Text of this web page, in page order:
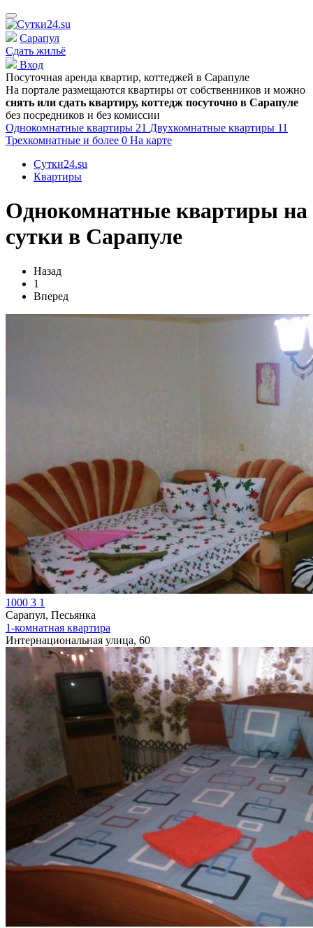
Сарапул
Сдать жильё
Вход
Посуточная аренда квартир, коттеджей в Сарапуле
На портале размещаются квартиры от собственников и можно
снять или сдать квартиру, коттедж посуточно в Сарапуле
без посредников и без комиссии
Однокомнатные квартиры 21 Двухкомнатные квартиры 11
Трехкомнатные и более 0 На карте
Сутки24.su
Квартиры
Однокомнатные квартиры на
сутки в Сарапуле
Назад
1
Вперед
1000 3 1
Сарапул, Песьянка
1-комнатная квартира
Интернациональная улица, 60